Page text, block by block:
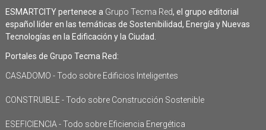
ESMARTCITY pertenece a Grupo Tecma Red, el grupo editorial
español líder en las temáticas de Sostenibilidad, Energía y Nuevas
Tecnologías en la Edificación y la Ciudad.
Portales de Grupo Tecma Red:
CASADOMO - Todo sobre Edificios Inteligentes
CONSTRUIBLE - Todo sobre Construcción Sostenible
ESEFICIENCIA - Todo sobre Eficiencia Energética